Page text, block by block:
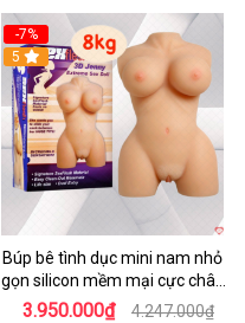
-7%
5
Búp bê tình dục mini nam nhỏ
gọn silicon mềm mại cực chân
thực
3.950.000₫ 4.247.000₫